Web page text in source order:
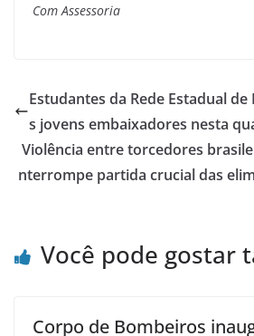
Com Assessoria
Estudantes da Rede Estadual
s jovens embaixadores nesta
Violência entre torcedores
nterrompe partida crucial das
Você pode gostar
Corpo de Bombeiros